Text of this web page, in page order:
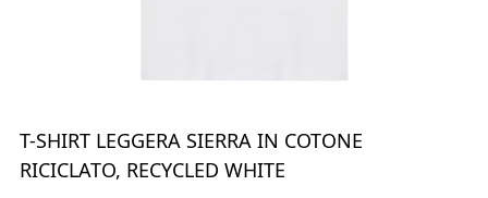
T-SHIRT LEGGERA SIERRA IN COTONE
RICICLATO, RECYCLED WHITE